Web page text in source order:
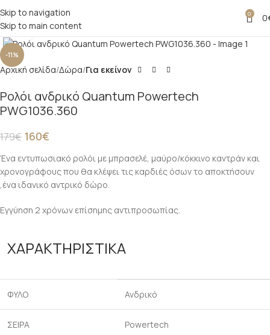
Skip to navigation
Skip to main content
0 0
-11%
Click to enlarge
Αρχική σελίδα Δώρα Για εκείνον
Ρολόι ανδρικό Quantum Powertech
PWG1036.360
179€ 160€
Ένα εντυπωσιακό ρολόι με μπρασελέ, μαύρο/κόκκινο καντράν και
χρονογράφους που θα κλέψει τις καρδιές όσων το αποκτήσουν
,ένα ιδανικό αντρικό δώρο.
Εγγύηση 2 χρόνων επίσημης αντιπροσωπίας.
ΧΑΡΑΚΤΗΡΙΣΤΙΚΑ
ΦΥΛΟ Ανδρικό
ΣΕΙΡΑ Powertech